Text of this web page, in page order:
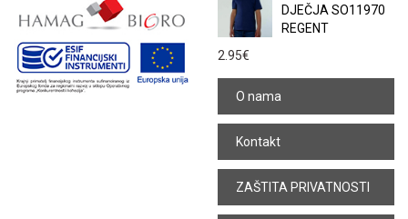
DJEČJA SO11970
REGENT
2.95€
O nama
Kontakt
ZAŠTITA PRIVATNOSTI